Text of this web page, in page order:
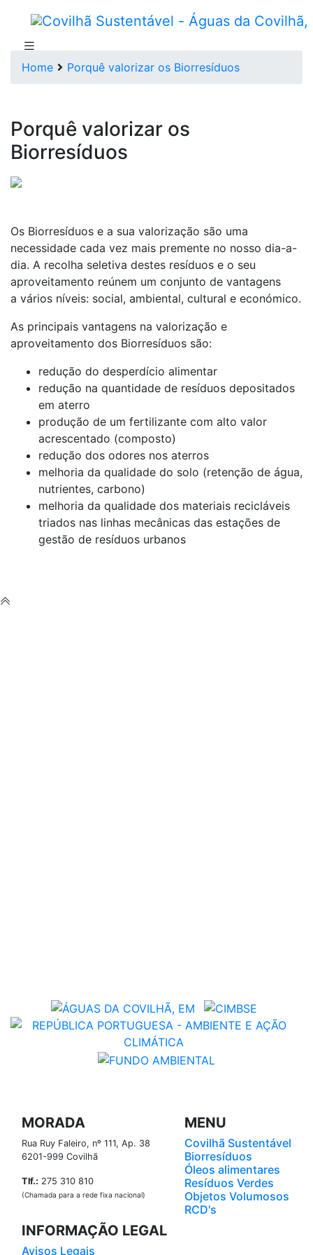
Home Porquê valorizar os Biorresíduos
Porquê valorizar os
Biorresíduos
Os Biorresíduos e a sua valorização são uma
necessidade cada vez mais premente no nosso dia-a-
dia. A recolha seletiva destes resíduos e o seu
aproveitamento reúnem um conjunto de vantagens
a vários níveis: social, ambiental, cultural e económico.
As principais vantagens na valorização e
aproveitamento dos Biorresíduos são:
redução do desperdício alimentar
redução na quantidade de resíduos depositados
em aterro
produção de um fertilizante com alto valor
acrescentado (composto)
redução dos odores nos aterros
melhoria da qualidade do solo (retenção de água,
nutrientes, carbono)
melhoria da qualidade dos materiais recicláveis
triados nas linhas mecânicas das estações de
gestão de resíduos urbanos
MORADA
Rua Ruy Faleiro, nº 111, Ap. 38
6201-999 Covilhã
Tlf.: 275 310 810
(Chamada para a rede fixa nacional)
MENU
Covilhã Sustentável
Biorresíduos
Óleos alimentares
Resíduos Verdes
Objetos Volumosos
RCD's
INFORMAÇÃO LEGAL
Avisos Legais